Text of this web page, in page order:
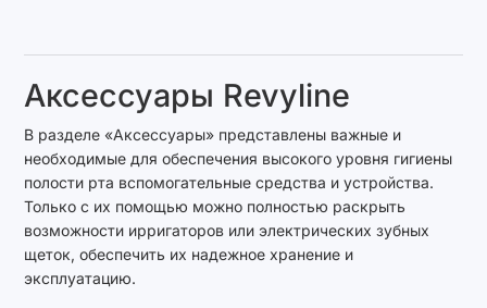
Аксессуары Revyline
В разделе «Аксессуары» представлены важные и
необходимые для обеспечения высокого уровня гигиены
полости рта вспомогательные средства и устройства.
Только с их помощью можно полностью раскрыть
возможности ирригаторов или электрических зубных
щеток, обеспечить их надежное хранение и
эксплуатацию.